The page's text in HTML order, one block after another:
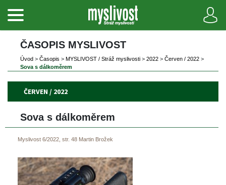
ČASOPIS MYSLIVOST
Úvod > Časopi > MYSLIVOST / Stráž myslivosti > 2022 > Červen / 2022 >
Sova s dálkoměrem
ČERVEN / 2022
Sova s dálkoměrem
Myslivost 6/2022, str. 48 Martin Brožek